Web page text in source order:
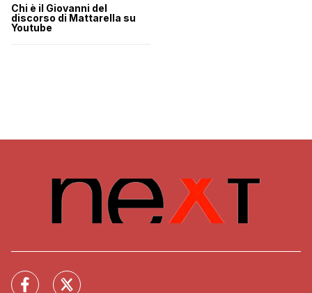
Chi è il Giovanni del
discorso di Mattarella su
Youtube